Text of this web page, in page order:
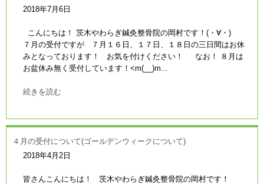
2018年7月6日
こんにちは！ 茨木やわらぎ鍼灸整骨院の岡村です！(・∀・)
７月の受付ですが ７月１６日、１７日、１８日の三日間はお休
みとなっております！ お気を付けください！ なお！ ８月は
お盆休み無く受付しています！<m(__)m...
続きを読む
４月の受付について(ゴールデンウィークについて)
2018年4月2日
皆さんこんにちは！ 茨木やわらぎ鍼灸整骨院の岡村です！